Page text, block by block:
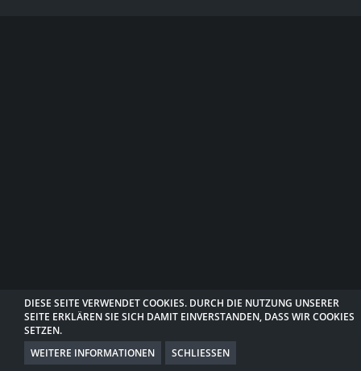
DIESE SEITE VERWENDET COOKIES. DURCH DIE NUTZUNG UNSERER
SEITE ERKLÄREN SIE SICH DAMIT EINVERSTANDEN, DASS WIR COOKIES
SETZEN.
WEITERE INFORMATIONEN
SCHLIESSEN